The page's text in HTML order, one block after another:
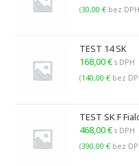
(30,00€ bez
TEST 14 SK
168,00€ s DPH
(140,00€ bez
TEST SK F
468,00€ s DPH
(390,00€ bez